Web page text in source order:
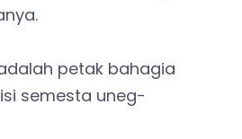
petak bahagia
semesta uneg-